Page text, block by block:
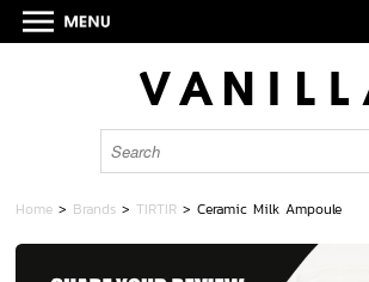
Home > Brands >TIRTIR >Ceramic Milk Ampoule